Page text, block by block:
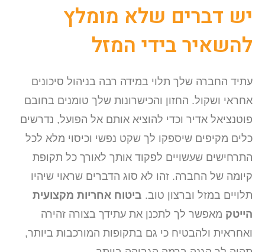
יש דברים שלא מומלץ
להשאיר בידי המזל
עתיד החברה שלך תלוי במידה רבה בניהול סיכונים
אחראי ושקול. החזון והכישרונות שלך טומנים בחובם
פוטנציאל אדיר וכדי להוציא אותם אל הפועל, נדרשים
כלים מקיפים שיספקו לך שקט נפשי וכיסוי מלא לכל
התרחישים שעשויים לפקוד אותך לאורך כל תקופת
קיומה של החברה. זהו לא סוג הדברים שראוי שיהיו
תלויים במזל וברצון טוב. ביטוח אחריות מקצועית
הייטקמאפשר לך לתכנן את עתידך בצורה זהירה
ואחראית ולהבטיח כי גם בתקופות המורכבות ביותר,